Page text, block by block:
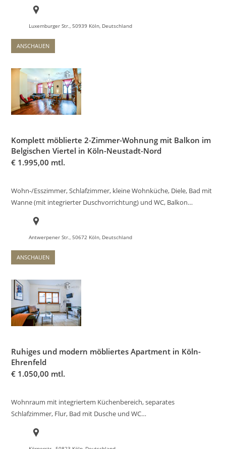
Luxemburger Str., 50939 Köln, Deutschland
ANSCHAUEN
Komplett möblierte 2-Zimmer-Wohnung mit Balkon im
Belgischen Viertel in Köln-Neustadt-Nord
€ 1.995,00 mtl.
Wohn-/Esszimmer, Schlafzimmer, kleine Wohnküche, Diele, Bad mit
Wanne (mit integrierter Duschvorrichtung) und WC, Balkon…
Antwerpener Str., 50672 Köln, Deutschland
ANSCHAUEN
Ruhiges und modern möbliertes Apartment in Köln-
Ehrenfeld
€ 1.050,00 mtl.
Wohnraum mit integriertem Küchenbereich, separates
Schlafzimmer, Flur, Bad mit Dusche und WC…